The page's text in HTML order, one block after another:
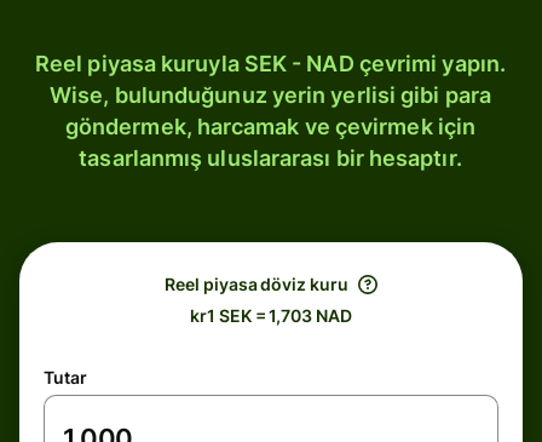
Reel piyasa kuruyla SEK - NAD çevrimi yapın.
Wise, bulunduğunuz yerin yerlisi gibi para
göndermek, harcamak ve çevirmek için
tasarlanmış uluslararası bir hesaptır.
Reel piyasa döviz kuru
kr1 SEK = 1,703 NAD
Tutar